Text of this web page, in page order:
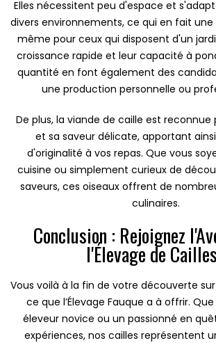
Elles nécessitent peu d'espace et
divers environnements, ce qui en fait
même pour ceux qui disposent d'un
croissance rapide et leur capacité à
quantité en font également des
une production personnelle ou
De plus, la viande de caille est
et sa saveur délicate, apportant
d'originalité à vos repas. Que vous
cuisine ou simplement curieux de
saveurs, ces oiseaux offrent de
culinaires.
Conclusion : Rejoignez
l'Élevage de
Vous voilà à la fin de votre découverte
ce que l’Élevage Fauque a à offrir.
éleveur novice ou un passionné en
expériences, nos cailles représentent